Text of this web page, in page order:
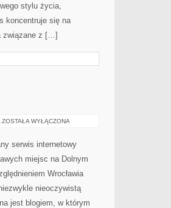
stylu życia,
koncentruje się na
związane z […]
BOLESŁAWIEC
ZOSTAŁA WYŁĄCZONA
serwis internetowy
miejsc na Dolnym
Wrocławia
nieoczywistą
jest blogiem, w którym